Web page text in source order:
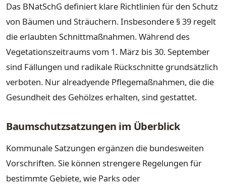
Das BNatSchG definiert klare Richtlinien für den Schutz
von Bäumen und Sträuchern. Insbesondere § 39 regelt
die erlaubten Schnittmaßnahmen. Während des
Vegetationszeitraums vom 1. März bis 30. September
sind Fällungen und radikale Rückschnitte grundsätzlich
verboten. Nur alreadyende Pflegemaßnahmen, die die
Gesundheit des Gehölzes erhalten, sind gestattet.
Baumschutzsatzungen im Überblick
Kommunale Satzungen ergänzen die bundesweiten
Vorschriften. Sie können strengere Regelungen für
bestimmte Gebiete, wie Parks oder